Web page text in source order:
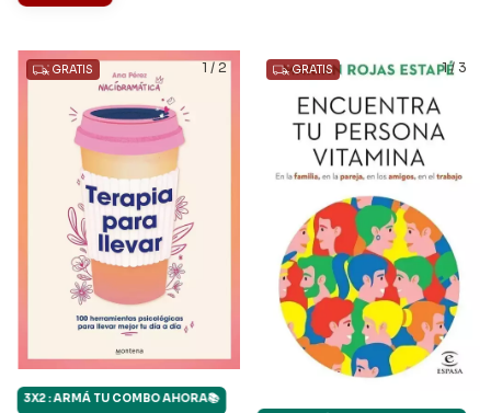
1 / 2
GRATIS
3X2 : ARMÁ TU COMBO AHORA📚
1/ 3
GRATIS